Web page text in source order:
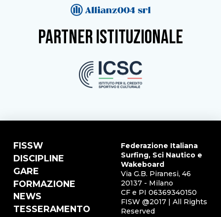
partner istituzionale
FISSW
DISCIPLINE
GARE
FORMAZIONE
NEWS
TESSERAMENTO
Federazione Italiana
Surfing, Sci Nautico e
Wakeboard
Via G.B. Piranesi, 46
20137 - Milano
CF e PI 06369340150
FISW @2017 | All Rights
Reserved